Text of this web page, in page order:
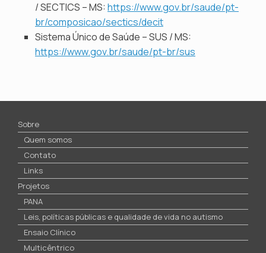
/ SECTICS – MS:https://www.gov.br/saude/pt-
br/composicao/sectics/decit
Sistema Único de Saúde – SUS / MS:
https://www.gov.br/saude/pt-br/sus
Sobre
Quem somos
Contato
Links
Projetos
PANA
Leis, políticas públicas e qualidade de vida no autismo
Ensaio Clínico
Multicêntrico